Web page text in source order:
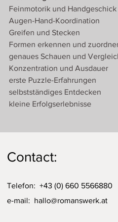
Feinmotorik und Handgeschick
Augen-Hand-Koordination
Greifen und Stecken
Formen erkennen und
genaues Schauen und
Konzentration und Ausdauer
erste Puzzle-Erfahrungen
selbstständiges Entdecken
kleine Erfolgserlebnisse
Contact:
Telefon: +43 (0) 660 5566880
e-mail: hallo@romanswerk.at